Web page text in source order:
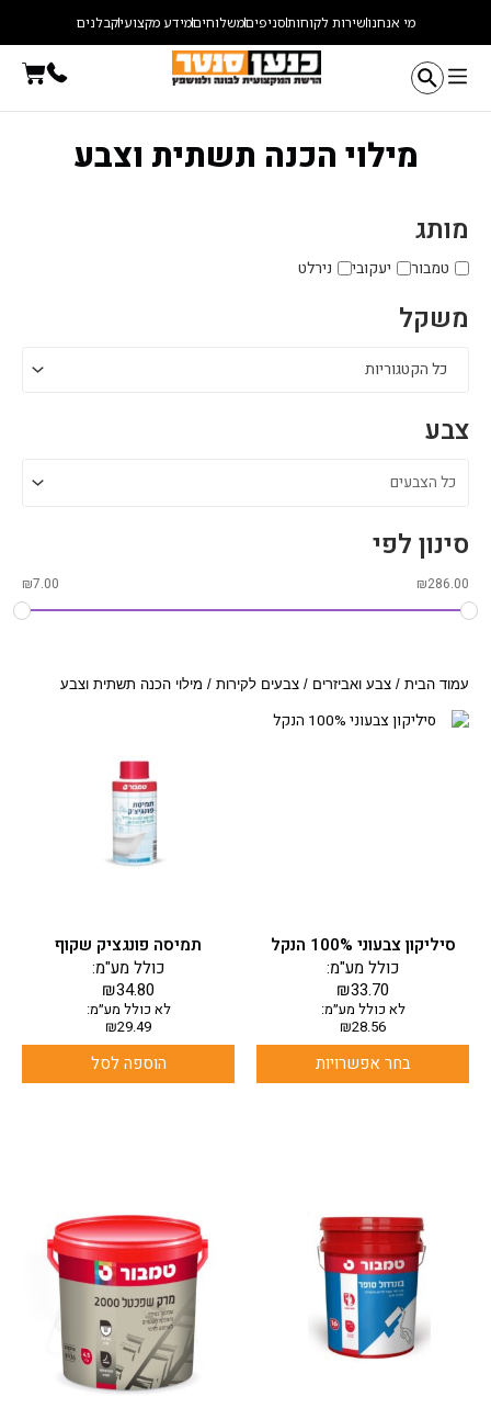
מי אנחנושירות לקוחותסניפיםמשלוחיםמידע מקצועיקבלנים
מילוי הכנה תשתית וצבע
מותג
טמבור יעקובי נירלט
משקל
כל הקטגוריות
צבע
סינון לפי
₪7.00 ₪286.00
עמוד הבית / צבע ואביזרים / צבעים לקירות / מילוי הכנה תשתית וצבע
סיליקון צבעוני 100% הנקל
₪33.70
כולל מע"מ:
לא כולל מע״מ:
₪28.56
בחר אפשרויות
למוצר
המוצר
תמיסה פונגציק שקוף
₪34.80
כולל מע"מ:
לא כולל מע״מ:
₪29.49
הוספה לסל
למוצר
זה
יש
מספר
סוגים.
ניתן
לבחור
למוצר
זה
יש
מספר
סוגים.
ניתן
לבחור
את
האפשרויות